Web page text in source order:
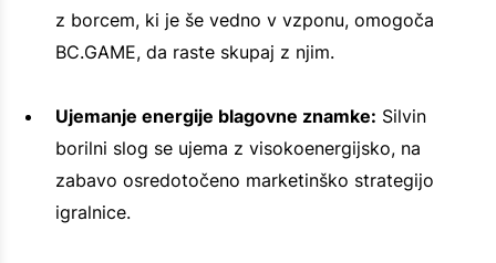
z borcem, ki je še vedno v vzponu, omogoča
BC.GAME, da raste skupaj z njim.
Ujemanje energije blagovne znamke: Silvin
borilni slog se ujema z visokoenergijsko, na
zabavo osredotočeno marketinško strategijo
igralnice.